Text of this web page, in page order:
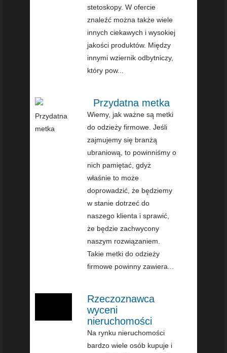
stetoskopy. W ofercie
znaleźć można także wiele
innych ciekawych i wysokiej
jakości produktów. Między
innymi wziernik odbytniczy,
który pow...
Przydatna metka
Wiemy, jak ważne są metki
do odzieży firmowe. Jeśli
zajmujemy się branżą
ubraniową, to powinniśmy o
nich pamiętać, gdyż
właśnie to może
doprowadzić, że będziemy
w stanie dotrzeć do
naszego klienta i sprawić,
że będzie zachwycony
naszym rozwiązaniem.
Takie metki do odzieży
firmowe powinny zawiera...
Rzeczoznawca
wyceni
nieruchomości
Na rynku nieruchomości
bardzo wiele osób kupuje i